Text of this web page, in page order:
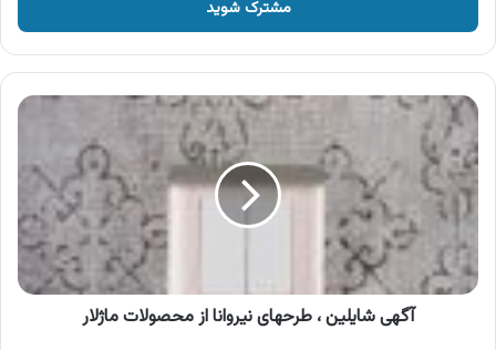
وارد
کنید
آگهی
شایلین
،
طرحهای
نیروانا
محصولات
ماژلار
آگهی شایلین ، طرحهای نیروانا از محصولات ماژلار